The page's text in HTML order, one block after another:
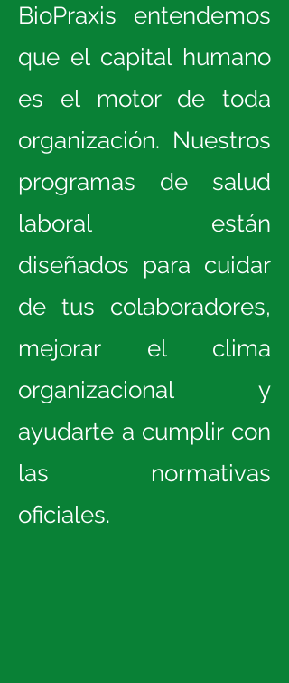
BioPraxis entendemos
que el capital humano
es el motor de toda
organización. Nuestros
programas de salud
laboral están
diseñados para cuidar
de tus colaboradores,
mejorar el clima
organizacional y
ayudarte a cumplir con
las normativas
oficiales.